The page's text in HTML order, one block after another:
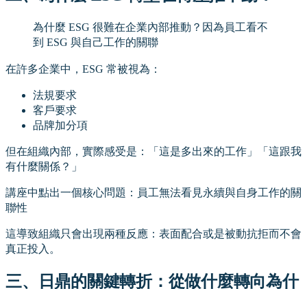
為什麼 ESG 很難在企業內部推動？因為員工看不
到 ESG 與自己工作的關聯
在許多企業中，ESG 常被視為：
法規要求
客戶要求
品牌加分項
但在組織內部，實際感受是：「這是多出來的工作」「這跟我
有什麼關係？」
講座中點出一個核心問題：員工無法看見永續與自身工作的關
聯性
這導致組織只會出現兩種反應：表面配合或是被動抗拒而不會
真正投入。
三、日鼎的關鍵轉折：從做什麼轉向為什